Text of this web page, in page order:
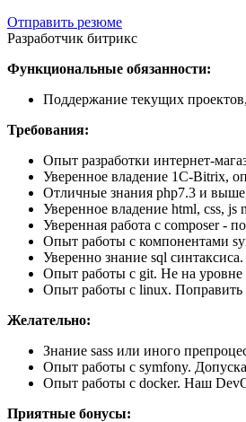
Отправить резюме
Разработчик битрикс
Функциональные обязанности:
Поддержание текущих
Требования:
Опыт разработки интернет-
Уверенное владение 1C-Bitrix,
Отличные знания php7.3 и
Уверенное владение html, css, js
Уверенная работа с composer -
Опыт работы с компонентами
Уверенно знание sql
Опыт работы с git. Не на
Опыт работы с linux. Поправить
Желательно:
Знание sass или иного
Опыт работы с symfony.
Опыт работы с docker. Наш
Приятные бонусы: